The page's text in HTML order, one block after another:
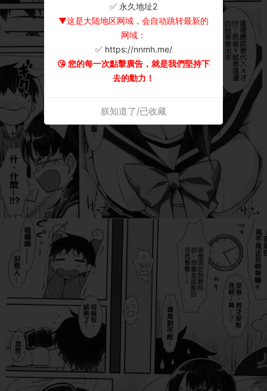
✅ 永久地址2
▼这是大陆地区网域，会自动跳转最新的
网域：
✅ https://nnmh.me/
😘 您的每一次點擊廣告，就是我們堅持下
去的動力！
朕知道了/已收藏